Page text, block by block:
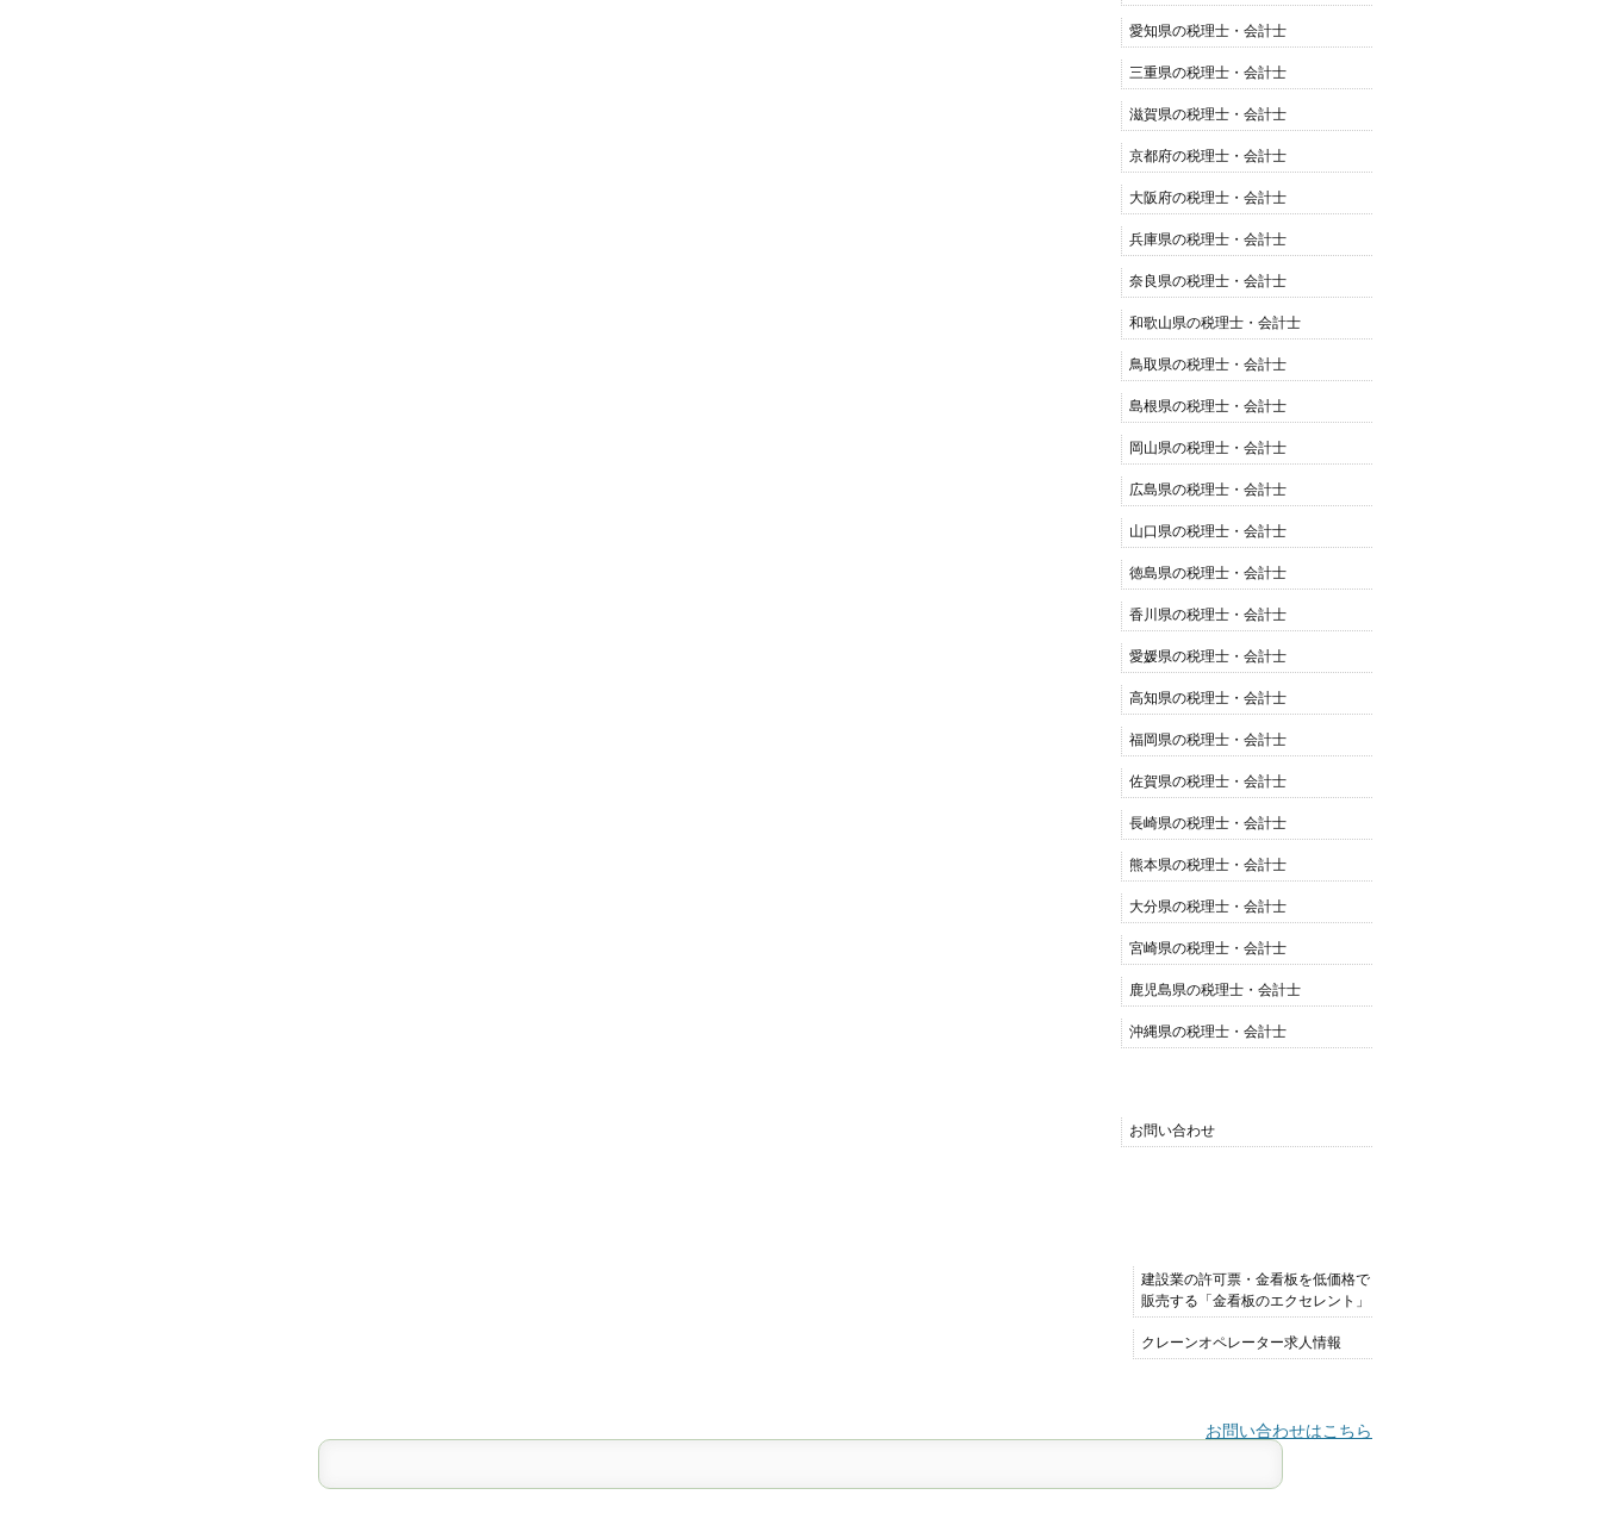
愛知県の税理士・会計士
三重県の税理士・会計士
滋賀県の税理士・会計士
京都府の税理士・会計士
大阪府の税理士・会計士
兵庫県の税理士・会計士
奈良県の税理士・会計士
和歌山県の税理士・会計士
鳥取県の税理士・会計士
島根県の税理士・会計士
岡山県の税理士・会計士
広島県の税理士・会計士
山口県の税理士・会計士
徳島県の税理士・会計士
香川県の税理士・会計士
愛媛県の税理士・会計士
高知県の税理士・会計士
福岡県の税理士・会計士
佐賀県の税理士・会計士
長崎県の税理士・会計士
熊本県の税理士・会計士
大分県の税理士・会計士
宮崎県の税理士・会計士
鹿児島県の税理士・会計士
沖縄県の税理士・会計士
お問い合わせ
建設業の許可票・金看板を低価格で
販売する「金看板のエクセレント」
クレーンオペレーター求人情報
お問い合わせはこちら